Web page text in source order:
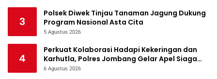
3
Polsek Diwek Tinjau Tanaman Jagung Dukung
Program Nasional Asta Cita
5 Agustus 2026
4
Perkuat Kolaborasi Hadapi Kekeringan dan
Karhutla, Polres Jombang Gelar Apel Siaga
Bencana
6 Agustus 2026